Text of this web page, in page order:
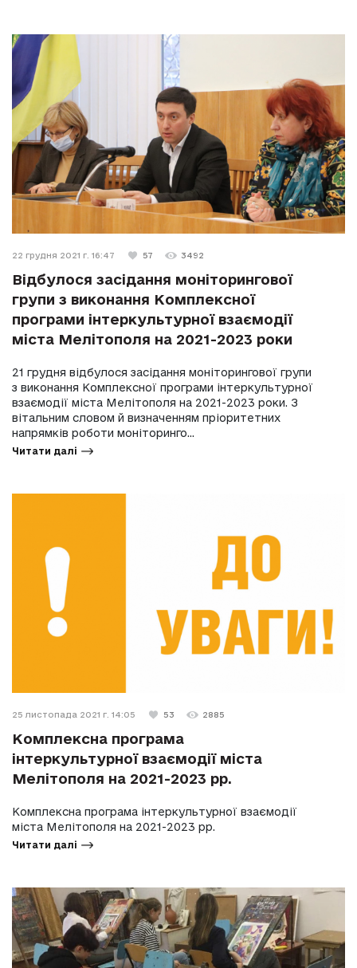
22 грудня 2021 г. 16:47 57 3492
Відбулося засідання моніторингової
групи з виконання Комплексної
програми інтеркультурної взаємодії
міста Мелітополя на 2021-2023 роки
21 грудня відбулося засідання моніторингової групи
з виконання Комплексної програми інтеркультурної
взаємодії міста Мелітополя на 2021-2023 роки. З
вітальним словом й визначенням пріоритетних
напрямків роботи моніторинго...
Читати далі
25 листопада 2021 г. 14:05 53 2885
Комплексна програма
інтеркультурної взаємодії міста
Мелітополя на 2021-2023 рр.
Комплексна програма інтеркультурної взаємодії
міста Мелітополя на 2021-2023 рр.
Читати далі